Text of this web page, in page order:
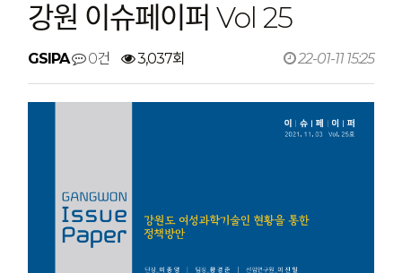
강원 이슈페이퍼 Vol 25
GSIPA 0건 3,037회 22-01-11 15:25